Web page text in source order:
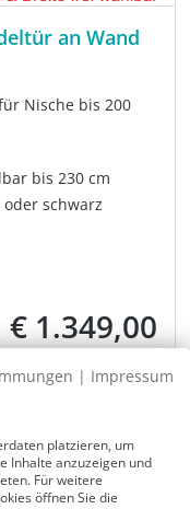
an Wand
Nische bis 200
bis 230 cm
schwarz
Verkaufspreis:
€ 1.349,00
Regulärer
| Impressum
platzieren, um
Inhalte anzuzeigen und
Für weitere
öffnen Sie die